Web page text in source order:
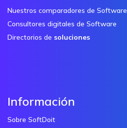
Nuestros comparadores de Software
Consultores digitales de Software
Directorios de soluciones
Información
Sobre SoftDoit